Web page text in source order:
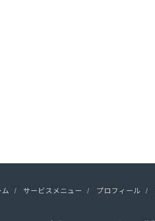
ム サービスメニュー プロフィール